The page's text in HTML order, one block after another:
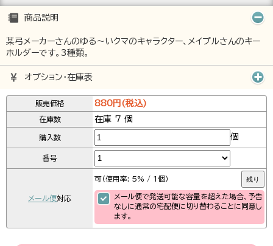
商品説明
某弓メーカーさんのゆる～いクマのキャラクター、メイプルさんのキー
ホルダーです。3種類。
オプション･在庫表
販売価格 880円(税込)
在庫数 在庫 7 個
購入数 個
番号
メール便対応
可（使用率: 5% / 1個） 残り
メール便で発送可能な容量を超えた場合、予告
なしに通常の宅配便に切り替わることに同意し
ます。